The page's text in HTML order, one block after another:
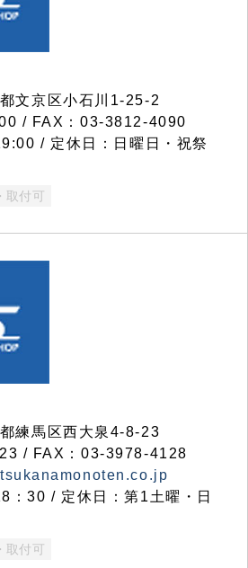
文京区小石川1-25-2
/ FAX：03-3812-4090
/ 定休日：日曜日・祝祭
取付可
練馬区西大泉4-8-23
/ FAX：03-3978-4128
：30 / 定休日：第1土曜・日
取付可